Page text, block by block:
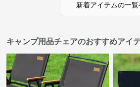
新着アイテムの一覧
キャンプ用品チェアのおすすめアイ